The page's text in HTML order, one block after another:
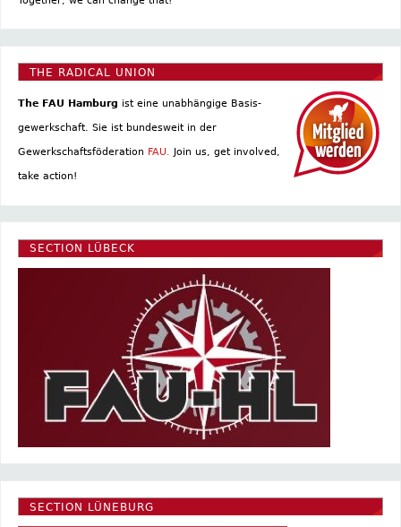
THE RADICAL UNION
The FAU Hamburg ist eine un­abhängige Basis­
gewerkschaft. Sie ist bundesweit in der
Gewerkschaftsföderation FAU. Join us, get involved,
take action!
SECTION LÜBECK
SECTION LÜNEBURG